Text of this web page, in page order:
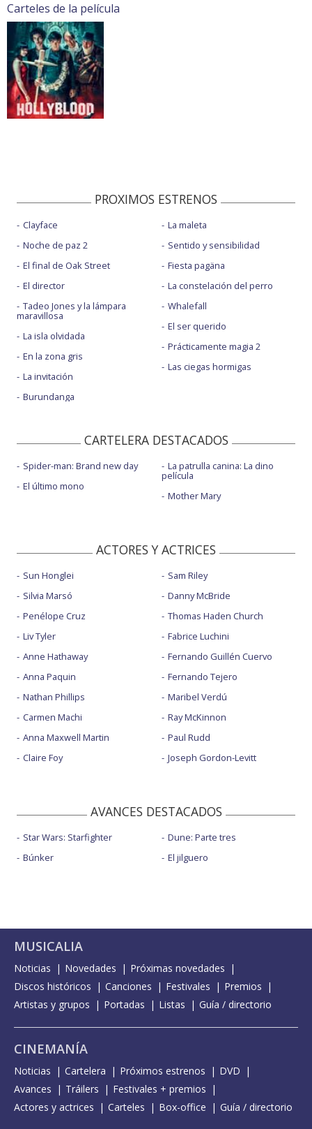
Carteles de la película
PROXIMOS ESTRENOS
Clayface
Noche de paz 2
El final de Oak Street
El director
Tadeo Jones y la lámpara
maravillosa
La isla olvidada
En la zona gris
La invitación
Burundanga
La maleta
Sentido y sensibilidad
Fiesta pagäna
La constelación del perro
Whalefall
El ser querido
Prácticamente magia 2
Las ciegas hormigas
CARTELERA DESTACADOS
Spider-man: Brand new day
El último mono
La patrulla canina: La dino
película
Mother Mary
ACTORES Y ACTRICES
Sun Honglei
Silvia Marsó
Penélope Cruz
Liv Tyler
Anne Hathaway
Anna Paquin
Nathan Phillips
Carmen Machi
Anna Maxwell Martin
Claire Foy
Sam Riley
Danny McBride
Thomas Haden Church
Fabrice Luchini
Fernando Guillén Cuervo
Fernando Tejero
Maribel Verdú
Ray McKinnon
Paul Rudd
Joseph Gordon-Levitt
AVANCES DESTACADOS
Star Wars: Starfighter
Búnker
Dune: Parte tres
El jilguero
MUSICALIA
Noticias Novedades
Próximas novedades
Discos históricos
Canciones Festivales
Premios
Artistas y grupos
Portadas Listas Guía / directorio
CINEMANÍA
Noticias Cartelera Próximos estrenos
DVD
Avances
Tráilers
Festivales + premios
Actores y actrices
Carteles Box-office Guía / directorio